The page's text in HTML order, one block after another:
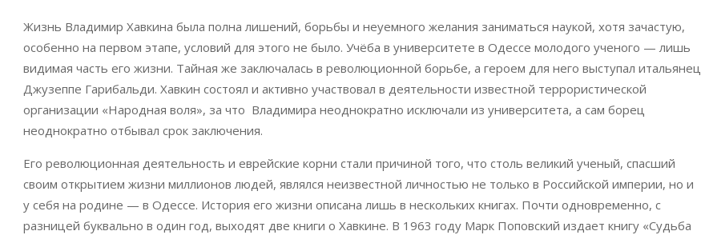
Жизнь Владимир Хавкина была полна лишений, борьбы и неуемного желания заниматься наукой, хотя зачастую,
особенно на первом этапе, условий для этого не было. Учёба в университете в Одессе молодого ученого — лишь
видимая часть его жизни. Тайная же заключалась в революционной борьбе, а героем для него выступал итальянец
Джузеппе Гарибальди. Хавкин состоял и активно участвовал в деятельности известной террористической
организации «Народная воля», за что Владимира неоднократно исключали из университета, а сам борец
неоднократно отбывал срок заключения.
Его революционная деятельность и еврейские корни стали причиной того, что столь великий ученый, спасший
своим открытием жизни миллионов людей, являлся неизвестной личностью не только в Российской империи, но и
у себя на родине — в Одессе. История его жизни описана лишь в нескольких книгах. Почти одновременно, с
разницей буквально в один год, выходят две книги о Хавкине. В 1963 году Марк Поповский издает книгу «Судьба